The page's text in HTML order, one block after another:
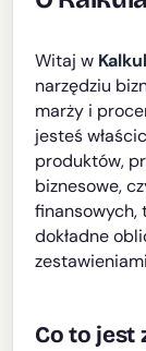
Witaj w
narzędziu
marży i
jesteś
produktów,
biznesowe,
finansowych,
dokładne
Co to jest